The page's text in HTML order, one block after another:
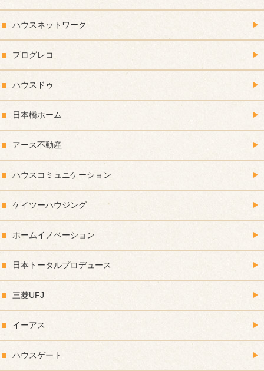
ハウスネットワーク
プログレコ
ハウスドゥ
日本橋ホーム
アース不動産
ハウスコミュニケーション
ケイツーハウジング
ホームイノベーション
日本トータルプロデュース
三菱UFJ
イーアス
ハウスゲート